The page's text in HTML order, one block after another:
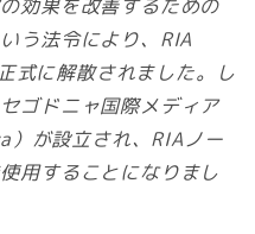
効果を改善するための
う法令により、RIA
式に解散されました。し
ゴドニャ国際メディア
）が設立され、RIAノー
用することになりまし